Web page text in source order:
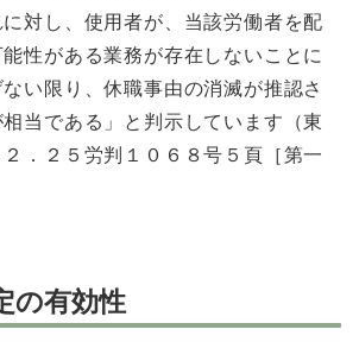
対し、使用者が、当該労働者を配
性がある業務が存在しないことに
い限り、休職事由の消滅が推認さ
当である」と判示しています（東
．２５労判１０６８号５頁［第一
の有効性